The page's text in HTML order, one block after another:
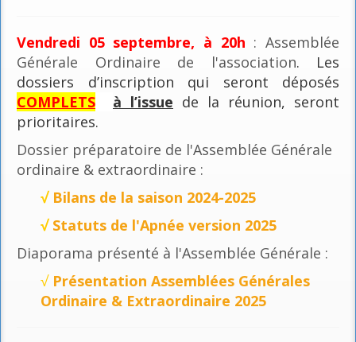
Vendredi 05 septembre, à 20h : Assemblée
Générale Ordinaire de l'association. Les
dossiers d’inscription qui seront déposés
COMPLETS
à l’issue de la réunion, seront
prioritaires.
Dossier préparatoire de l'Assemblée Générale
ordinaire & extraordinaire :
√ Bilans de la saison 2024-2025
√ Statuts de l'Apnée version 2025
Diaporama présenté à l'Assemblée Générale :
√ Présentation Assemblées Générales
Ordinaire & Extraordinaire 2025